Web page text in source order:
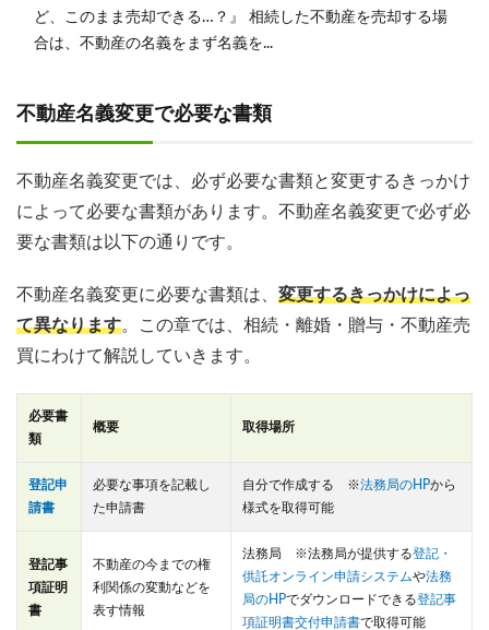
ど、このまま売却できる…？』 相続した不動産を売却する場
合は、不動産の名義をまず名義を...
不動産名義変更で必要な書類
不動産名義変更では、必ず必要な書類と変更するきっかけ
によって必要な書類があります。不動産名義変更で必ず必
要な書類は以下の通りです。
不動産名義変更に必要な書類は、 変更するきっかけによっ
て異なります。この章では、相続・離婚・贈与・不動産売
買にわけて解説していきます。
必要書
類
概要 取得場所
登記申
請書
必要な事項を記載し
た申請書
自分で作成する ※法務局のHPから
様式を取得可能
登記事
項証明
書
不動産の今までの権
利関係の変動などを
表す情報
法務局 ※法務局が提供する登記・
供託オンライン申請システムや法務
局のHPでダウンロードできる登記事
項証明書交付申請書で取得可能